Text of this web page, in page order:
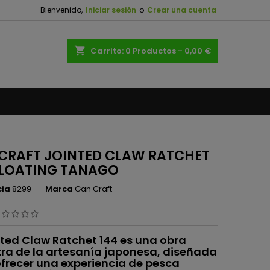
Bienvenido, Iniciar sesión o Crear una cuenta
shopping_cart Carrito: 0 Productos - 0,00 €
JOINTED CLAW RATCHET
TANAGO
8299 Marca Gan Craft
Claw Ratchet 144 es una obra
de la artesanía japonesa, diseñada
una experiencia de pesca